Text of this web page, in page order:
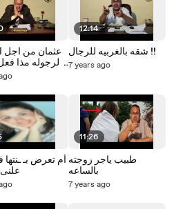
عثمان من اجل
والرجوله مذا
رائعه مع
علنى للرجال
12:14
شقه بالغربيه للرجال !!
7 years ago
11:26
طبيب ياجر زوجته
بالساعه
7 years ago